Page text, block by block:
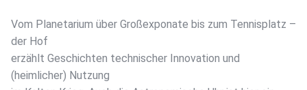
Vom Planetarium über Großexponate bis zum Tennisplatz –
der Hof
erzählt Geschichten technischer Innovation und
(heimlicher) Nutzung